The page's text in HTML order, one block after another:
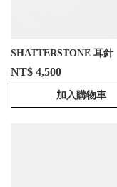
SHATTERSTONE 耳針
NT$ 4,500
加入購物車